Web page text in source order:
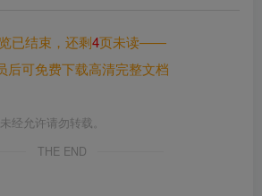
结束，还剩4页未读——
后可免费下载高清完整文档
经允许请勿转载。
THE END